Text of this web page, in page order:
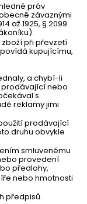
práv
závaznými
až 1925, § 2099
při převzetí
kupujícímu,
a chybí-li
prodávající nebo
s
reklamy jimi
prodávající
druhu obvykle
smluvenému
provedení
předlohy,
nebo hmotnosti
předpisů.